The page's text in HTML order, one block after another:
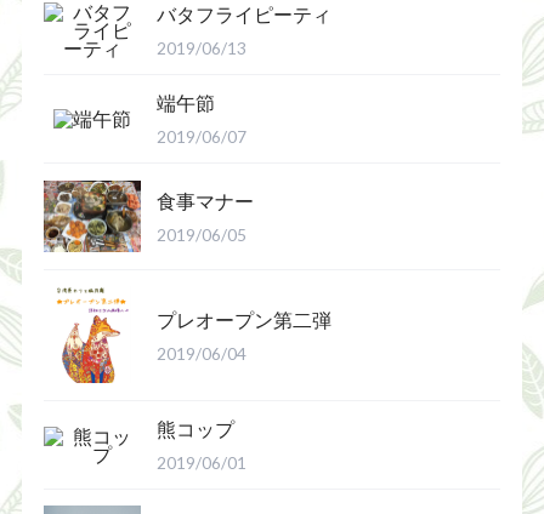
バタフライピーティ
2019/06/13
端午節
2019/06/07
食事マナー
2019/06/05
プレオープン第二弾
2019/06/04
熊コップ
2019/06/01